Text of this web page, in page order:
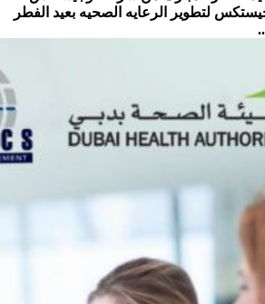
لتطوير الرعايه الصحيه بعيد الفطر